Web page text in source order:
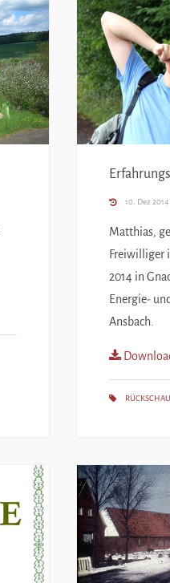
10. Dez 2014
Matthias,
Freiwilliger
2014 in
Energie-
Ansbach.
RÜCKSCHAU